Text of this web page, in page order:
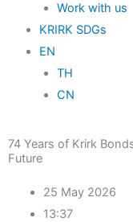
Work with us
KRIRK SDGs
EN
TH
CN
74 Years of Krirk
Future
25 May 2026
13:37